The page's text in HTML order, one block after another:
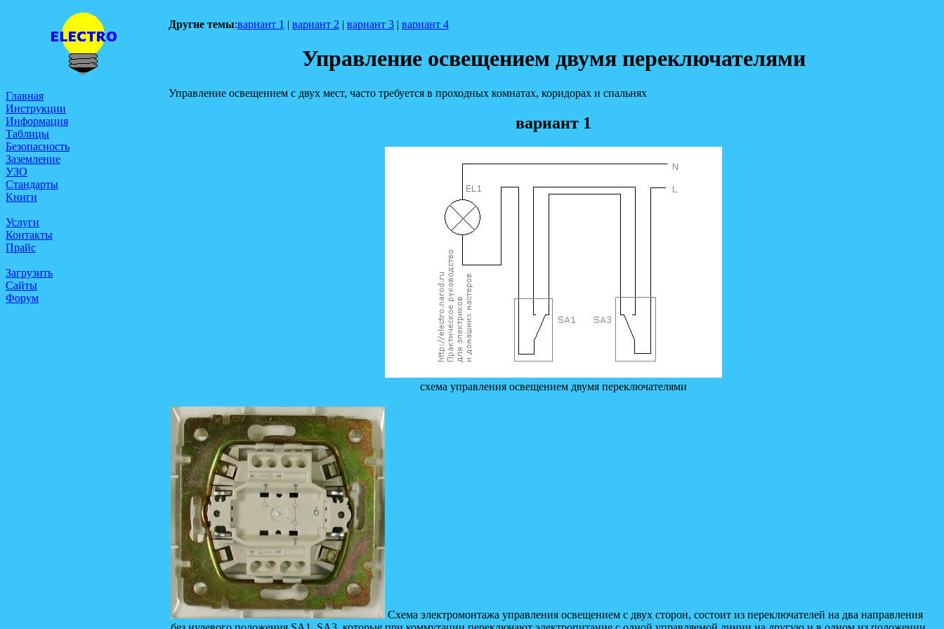
Главная
Инструкции
Информация
Таблицы
Безопасность
Заземление
УЗО
Стандарты
Книги
Услуги
Контакты
Прайс
Загрузить
Сайты
Форум
Другие темы:вариант 1 | вариант 2 | вариант 3 | вариант 4
Управление освещением двумя переключателями
Управление освещением с двух мест, часто требуется в проходных комнатах, коридорах и спальнях
вариант 1
схема управления освещением двумя переключателями
Схема электромонтажа управления освещением с двух сторон, состоит из переключателей на два направления